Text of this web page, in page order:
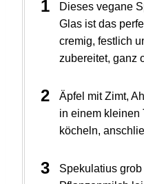
Dieses vegane
Glas ist das
cremig, festlich
zubereitet, ganz
Äpfel mit Zimt,
in einem kleinen
köcheln,
Spekulatius